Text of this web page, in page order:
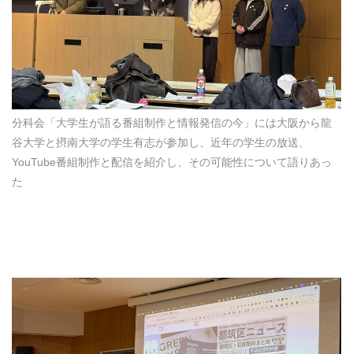
分科会「大学生が語る番組制作と情報発信の今」には大阪から龍
谷大学と摂南大学の学生有志が参加し、近年の学生の放送、
YouTube番組制作と配信を紹介し、その可能性について語りあっ
た